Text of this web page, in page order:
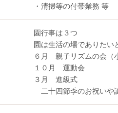
・清掃等の付帯業務 等
園行事は３つ
園は生活の場でありたい
６月 親子リズムの会（
１０月 運動会
３月 進級式
二十四節季のお祝いや